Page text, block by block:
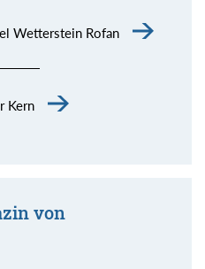
Wetterstein Rofan
Kern
von